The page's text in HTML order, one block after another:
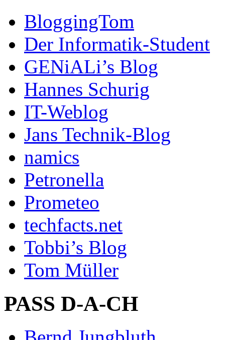
BloggingTom
Der Informatik-Student
GENiALi’s Blog
Hannes Schurig
IT-Weblog
Jans Technik-Blog
namics
Petronella
Prometeo
techfacts.net
Tobbi’s Blog
Tom Müller
PASS D-A-CH